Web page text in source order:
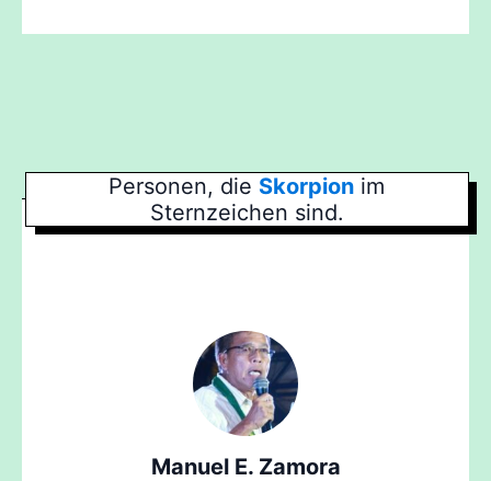
Personen, die Skorpion im
Sternzeichen sind.
Manuel E. Zamora